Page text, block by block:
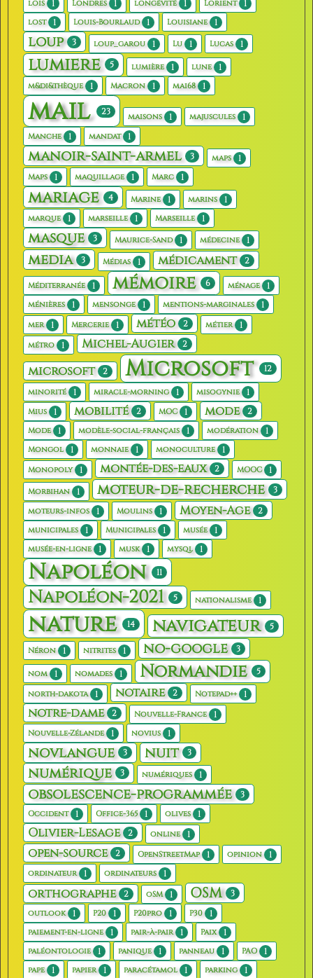
lois 1 Londres 1 longévité 1 Lorient 1
lost 1 Louis-Bourlaud 1 Louisiane 1
loup 3 loup_garou 1 Lu 1 Lucas 1
lumiere 5 lumière 1 lune 1
m&di&thèque 1 Macron 1 mai68 1
mail 23 maisons 1 majuscules 1
Manche 1 mandat 1
manoir-saint-armel 3 maps 1
Maps 1 maquillage 1 Marc 1
mariage 4 Marine 1 marins 1
marque 1 marseille 1 Marseille 1
masque 3 Maurice-Sand 1 médecine 1
media 3 Médias 1 médicament 2
Méditerranée 1 mémoire 6 ménage 1
ménières 1 mensonge 1 mentions-marginales 1
mer 1 Mercerie 1 météo 2 métier 1
métro 1 Michel-Augier 2
microsoft 2 Microsoft 12
minorité 1 miracle-morning 1 misogynie 1
Mius 1 mobilité 2 MOC 1 mode 2
Mode 1 modèle-social-français 1 modération 1
Mongol 1 monnaie 1 monoculture 1
Monopoly 1 montée-des-eaux 2 MOOC 1
Morbihan 1 moteur-de-recherche 3
moteurs-infos 1 Moulins 1 Moyen-Age 2
municipales 1 Municipales 1 musée 1
musée-en-ligne 1 musk 1 mysql 1
Napoléon 11
Napoléon-2021 5 nationalisme 1
nature 14 navigateur 5
Néron 1 nitrites 1 no-google 3
nom 1 nomades 1 Normandie 5
north-dakota 1 notaire 2 Notepad++ 1
notre-dame 2 Nouvelle-France 1
Nouvelle-Zélande 1 novius 1
novlangue 3 nuit 3
numérique 3 numériques 1
obsolescence-programmée 3
Occident 1 Office-365 1 olives 1
Olivier-Lesage 2 online 1
open-source 2 OpenStreetMap 1 opinion 1
ordinateur 1 ordinateurs 1
orthographe 2 oSM 1 OSM 3
outlook 1 P20 1 P20pro 1 P30 1
paiement-en-ligne 1 pair-à-pair 1 Paix 1
paléontologie 1 panique 1 panneau 1 PAO 1
pape 1 papier 1 paracétamol 1 parking 1